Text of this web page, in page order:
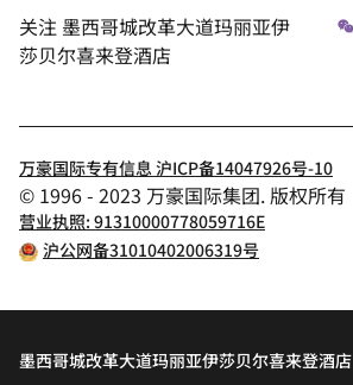
关注 墨西哥城改革大道玛丽亚伊
莎贝尔喜来登酒店
万豪国际专有信息 沪ICP备14047926号-10
© 1996 - 2023 万豪国际集团. 版权所有
营业执照: 91310000778059716E
沪公网备31010402006319号
墨西哥城改革大道玛丽亚伊莎贝尔喜来登酒店